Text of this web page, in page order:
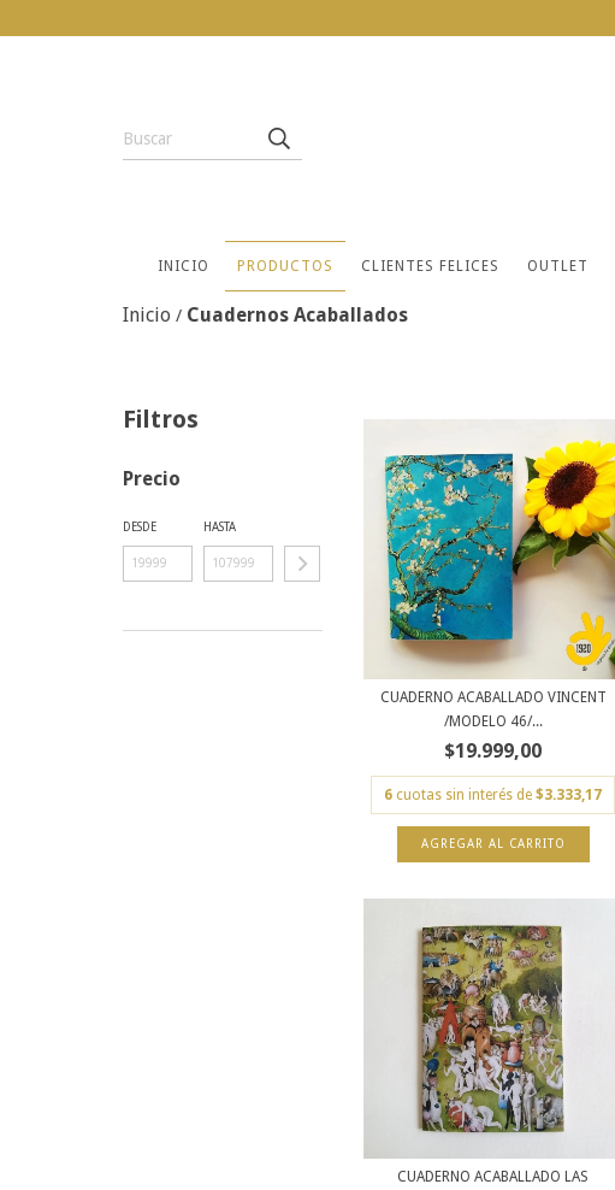
INICIO PRODUCTOS CLIENTES FELICES OUTLET
Inicio / Cuadernos Acaballados
Filtros
Precio
DESDE HASTA
CUADERNO ACABALLADO VINCENT
/MODELO 46/...
$19.999,00
6 cuotas sin interés de$3.333,17
CUADERNO ACABALLADO LAS